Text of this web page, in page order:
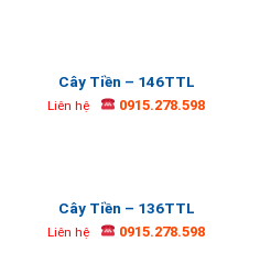
Cây Tiền – 146TTL
Liên hệ 0915.278.598
Cây Tiền – 136TTL
Liên hệ 0915.278.598